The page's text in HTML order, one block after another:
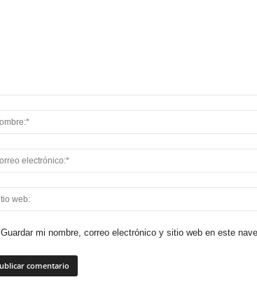
Guardar mi nombre, correo electrónico y sitio web en este